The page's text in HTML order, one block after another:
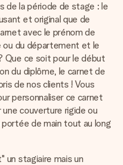
de la période de stage : le
et original que de
avec le prénom de
ou du département et le
Que ce soit pour le début
du diplôme, le carnet de
de nos clients ! Vous
personnaliser ce carnet
couverture rigide ou
de main tout au long
un stagiaire mais un